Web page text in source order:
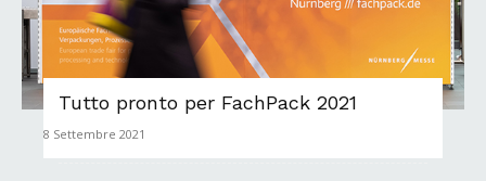
Tutto pronto per FachPack 2021
8 Settembre 2021